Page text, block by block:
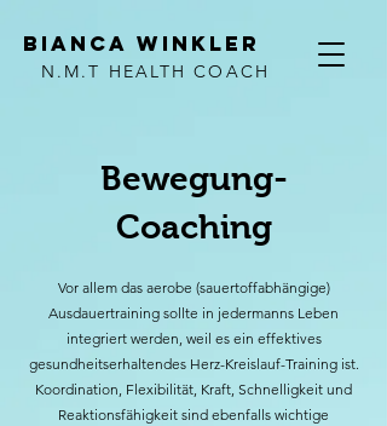
BiancA winkler
N.M.T HEALTH COACH
Bewegung-
Coaching
Vor allem das aerobe (sauertoffabhängige)
Ausdauertraining sollte in jedermanns Leben
integriert werden, weil es ein effektives
gesundheitserhaltendes Herz-Kreislauf-Training ist.
Koordination, Flexibilität, Kraft, Schnelligkeit und
Reaktionsfähigkeit sind ebenfalls wichtige